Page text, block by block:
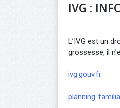
IVG :
L’IVG est un
grossesse, il
ivg.gouv.fr
planning-